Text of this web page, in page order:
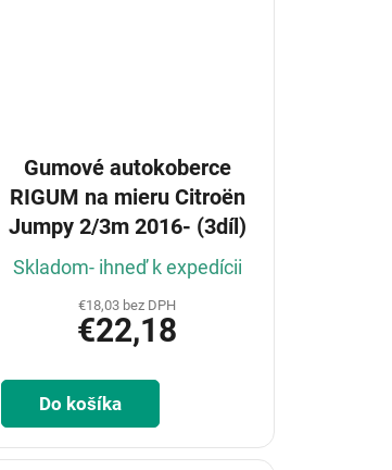
Gumové autokoberce
RIGUM na mieru Citroën
Jumpy 2/3m 2016- (3díl)
Skladom- ihneď k expedícii
€18,03 bez DPH
€22,18
Do košíka